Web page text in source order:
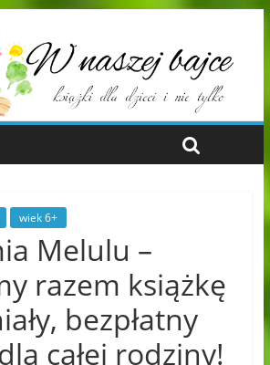
wiek 6+
Melulu –
razem książkę
bezpłatny
całej rodziny!